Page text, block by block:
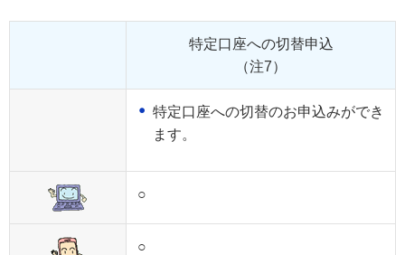
特定口座への切替申込
（注7）
特定口座への切替のお申込みができ
ます。
○
○